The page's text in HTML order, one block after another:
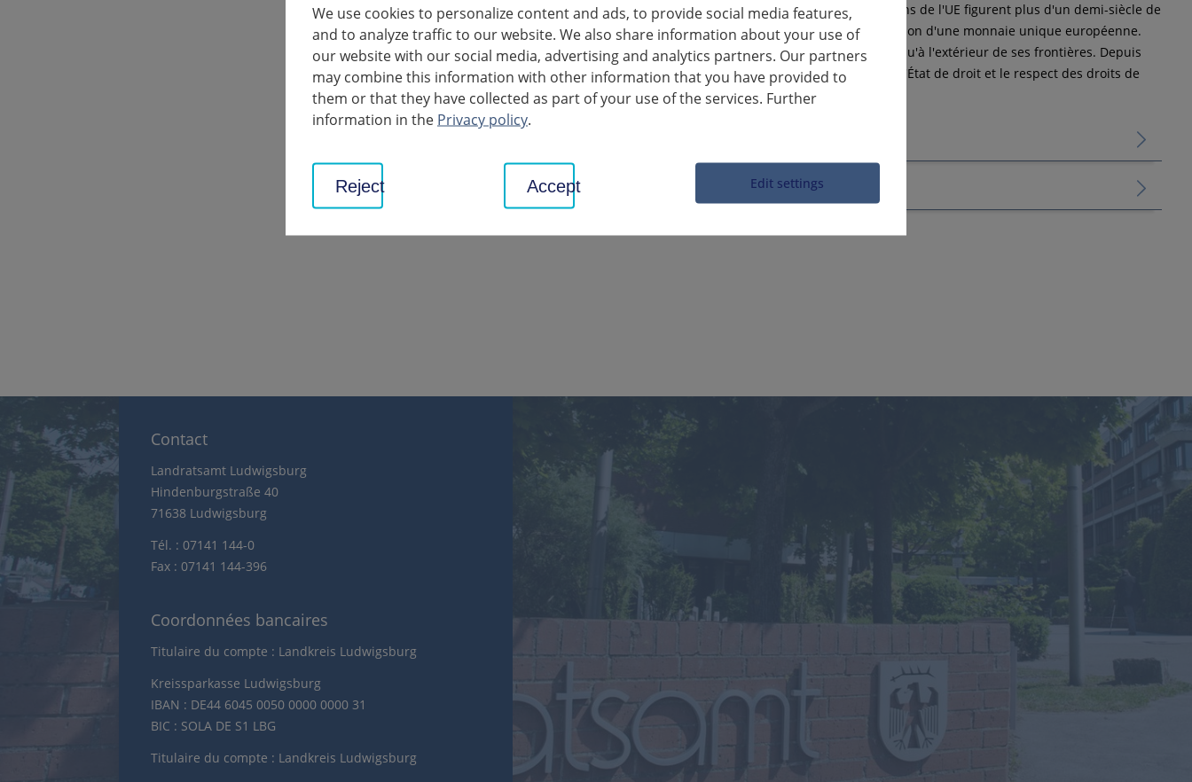
passant par les relations extérieures et la sécurité, la justice et la migration. Parmi les réalisations de l'UE figurent plus d'un demi-siècle de
paix, de stabilité et de prospérité, sa contribution à l'amélioration du niveau de vie et l'introduction d'une monnaie unique européenne.
L'un des principaux objectifs de l'UE est de promouvoir les droits de l'homme, tant à l'intérieur qu'à l'extérieur de ses frontières. Depuis
l'entrée en vigueur du traité de Lisbonne, la dignité humaine, la liberté, la démocratie, l'égalité, l'État de droit et le respect des droits de
l'homme sont inscrits dans la Charte des droits fondamentaux.
L'UE sur Internet
Contact
Landratsamt Ludwigsburg
Hindenburgstraße 40
71638 Ludwigsburg
Tél. : 07141 144-0
Fax : 07141 144-396
Coordonnées bancaires
Titulaire du compte : Landkreis Ludwigsburg
Kreissparkasse Ludwigsburg
IBAN : DE44 6045 0050 0000 0000 31
BIC : SOLA DE S1 LBG
Titulaire du compte : Landkreis Ludwigsburg
We use cookies to personalize content and ads, to provide social media features,
and to analyze traffic to our website. We also share information about your use of
our website with our social media, advertising and analytics partners. Our partners
may combine this information with other information that you have provided to
them or that they have collected as part of your use of the services. Further
information in the Privacy policy.
Edit settings
Reject Accept